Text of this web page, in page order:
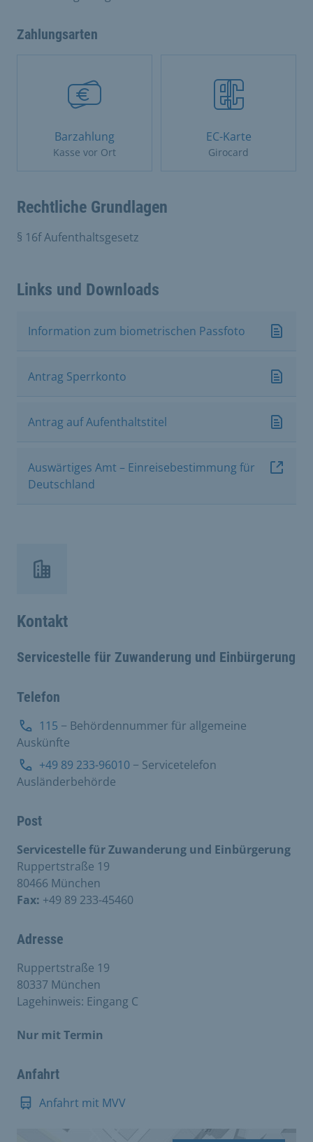
Zahlungsarten
Barzahlung
Kasse vor Ort
EC-Karte
Girocard
Rechtliche Grundlagen
§ 16f Aufenthaltsgesetz
Links und Downloads
Information zum biometrischen Passfoto
Antrag Sperrkonto
Antrag auf Aufenthaltstitel
Auswärtiges Amt – Einreisebestimmung für
Deutschland
Kontakt
Servicestelle für Zuwanderung und Einbürgerung
Telefon
115 − Behördennummer für allgemeine
Auskünfte
+49 89 233-96010 − Servicetelefon
Ausländerbehörde
Post
Servicestelle für Zuwanderung und Einbürgerung
Ruppertstraße 19
80466 München
Fax: +49 89 233-45460
Adresse
Ruppertstraße 19
80337 München
Lagehinweis: Eingang C
Nur mit Termin
Anfahrt
Anfahrt mit MVV